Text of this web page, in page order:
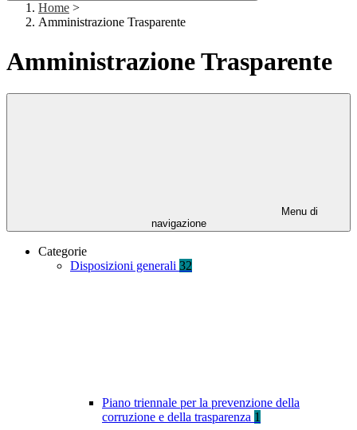
Home >
Amministrazione Trasparente
Amministrazione Trasparente
Menu di
navigazione
Categorie
Disposizioni generali 32
Piano triennale per la prevenzione della
corruzione e della trasparenza 1